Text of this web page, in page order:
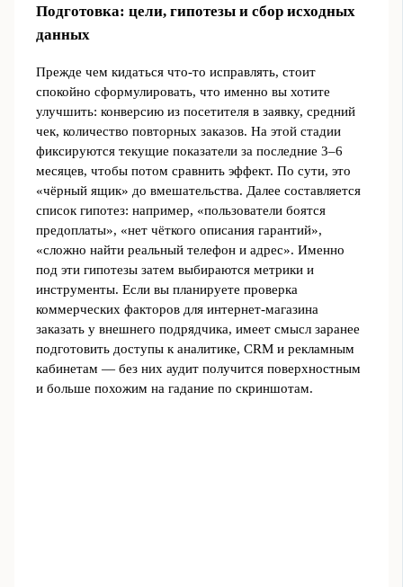
Подготовка: цели, гипотезы и сбор исходных
данных
Прежде чем кидаться что‑то исправлять, стоит
спокойно сформулировать, что именно вы хотите
улучшить: конверсию из посетителя в заявку, средний
чек, количество повторных заказов. На этой стадии
фиксируются текущие показатели за последние 3–6
месяцев, чтобы потом сравнить эффект. По сути, это
«чёрный ящик» до вмешательства. Далее составляется
список гипотез: например, «пользователи боятся
предоплаты», «нет чёткого описания гарантий»,
«сложно найти реальный телефон и адрес». Именно
под эти гипотезы затем выбираются метрики и
инструменты. Если вы планируете проверка
коммерческих факторов для интернет-магазина
заказать у внешнего подрядчика, имеет смысл заранее
подготовить доступы к аналитике, CRM и рекламным
кабинетам — без них аудит получится поверхностным
и больше похожим на гадание по скриншотам.